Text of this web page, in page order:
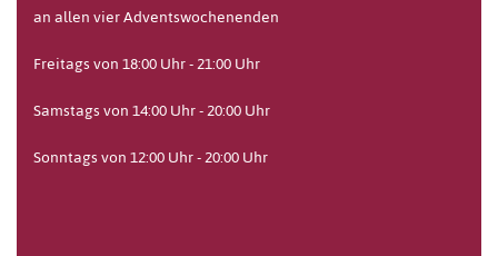
an allen vier Adventswochenenden
Freitags von 18:00 Uhr - 21:00 Uhr
Samstags von 14:00 Uhr - 20:00 Uhr
Sonntags von 12:00 Uhr - 20:00 Uhr